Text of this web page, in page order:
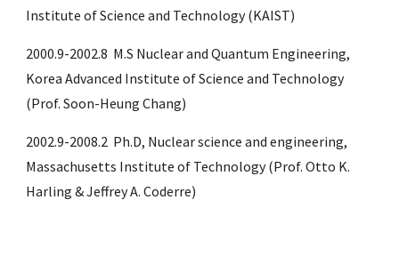
Institute of Science and Technology (KAIST)
2000.9-2002.8  M.S Nuclear and Quantum Engineering,
Korea Advanced Institute of Science and Technology
(Prof. Soon-Heung Chang)
2002.9-2008.2  Ph.D, Nuclear science and engineering,
Massachusetts Institute of Technology (Prof. Otto K.
Harling & Jeffrey A. Coderre)